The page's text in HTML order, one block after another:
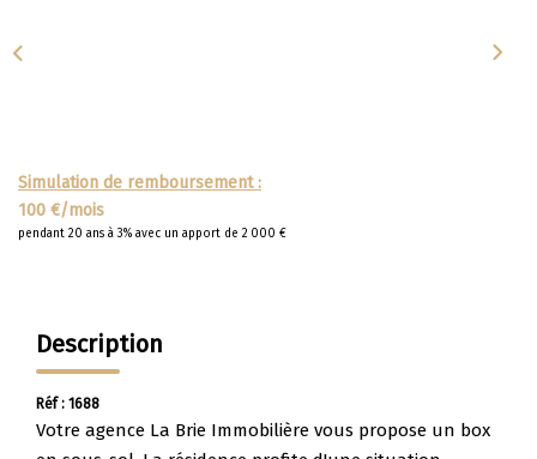
Mettre Mon Bien En Location
Notre Équipe
Simulation de remboursement :
100 €/mois
pendant 20 ans à 3% avec un apport de 2 000 €
Description
Réf : 1688
Votre agence La Brie Immobilière vous propose un box